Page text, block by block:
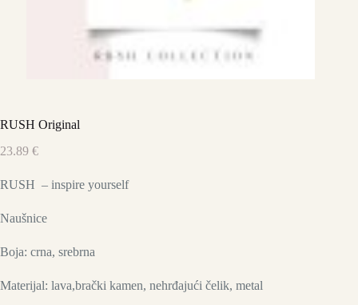
RUSH Original
23.89 €
RUSH – inspire yourself
Naušnice
Boja: crna, srebrna
Materijal: lava,brački kamen, nehrđajući čelik, metal